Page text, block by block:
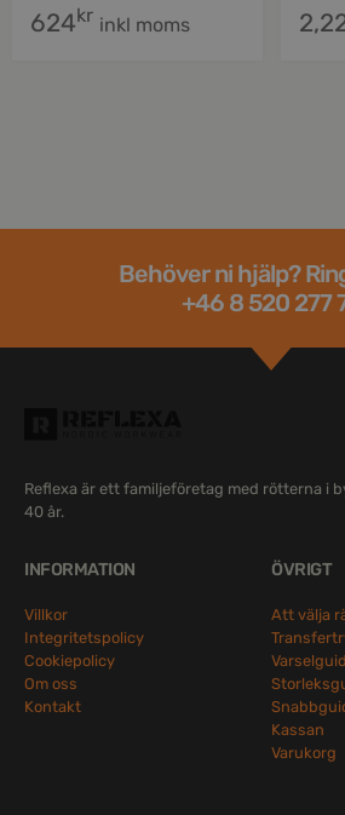
624kr inkl moms
Behöver ni hjälp?
+46 8 520 277
Reflexa är ett familjeföretag med rötterna i
40 år.
INFORMATION
Villkor
Integritetspolicy
Cookiepolicy
Om oss
Kontakt
ÖVRIGT
Att välja
Kassan
Varukorg